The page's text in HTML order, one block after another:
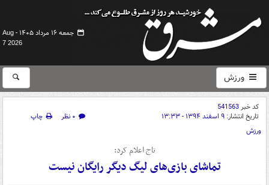
جمعه ۱۶ مرداد ۱۴۰۵ -
Aug
7 2026
ورزش
کد خبر541563
تاریخ انتشار: ۹ اسفند ۱۳۹۴ - ۱۳:۳۳ ۰ نظر
چاپ
ورزش
تاج اعلام کرد:
تماشای بازی‌های لیگ دیگر رایگان نیست